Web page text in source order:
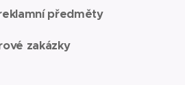
předměty
zakázky